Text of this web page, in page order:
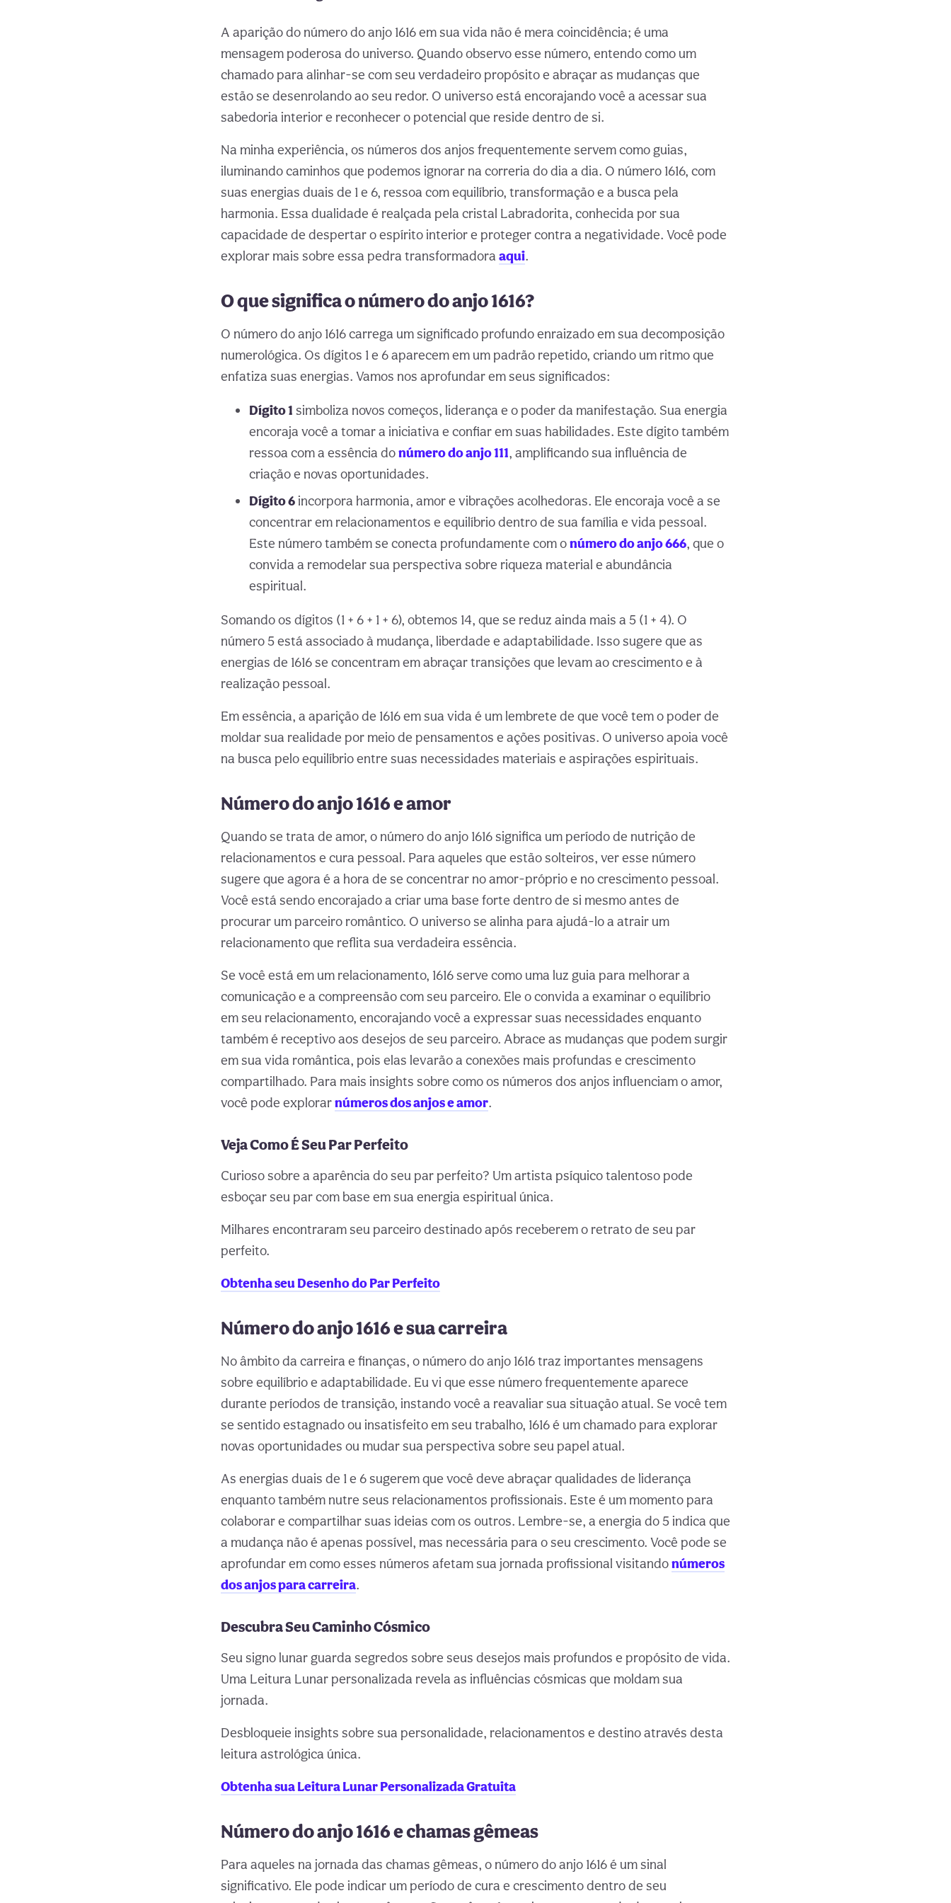
A aparição do número do anjo 1616 em sua vida não é mera coincidência; é uma
mensagem poderosa do universo. Quando observo esse número, entendo como um
chamado para alinhar-se com seu verdadeiro propósito e abraçar as mudanças que
estão se desenrolando ao seu redor. O universo está encorajando você a acessar sua
sabedoria interior e reconhecer o potencial que reside dentro de si.
Na minha experiência, os números dos anjos frequentemente servem como guias,
iluminando caminhos que podemos ignorar na correria do dia a dia. O número 1616, com
suas energias duais de 1 e 6, ressoa com equilíbrio, transformação e a busca pela
harmonia. Essa dualidade é realçada pela cristal Labradorita, conhecida por sua
capacidade de despertar o espírito interior e proteger contra a negatividade. Você pode
explorar mais sobre essa pedra transformadora aqui.
O que significa o número do anjo 1616?
O número do anjo 1616 carrega um significado profundo enraizado em sua decomposição
numerológica. Os dígitos 1 e 6 aparecem em um padrão repetido, criando um ritmo que
enfatiza suas energias. Vamos nos aprofundar em seus significados:
Dígito 1 simboliza novos começos, liderança e o poder da manifestação. Sua energia
encoraja você a tomar a iniciativa e confiar em suas habilidades. Este dígito também
ressoa com a essência donúmero do anjo 111, amplificando sua influência de
criação e novas oportunidades.
Dígito 6 incorpora harmonia, amor e vibrações acolhedoras. Ele encoraja você a se
concentrar em relacionamentos e equilíbrio dentro de sua família e vida pessoal.
Este número também se conecta profundamente com onúmero do anjo 666, que o
convida a remodelar sua perspectiva sobre riqueza material e abundância
espiritual.
Somando os dígitos (1 + 6 + 1 + 6), obtemos 14, que se reduz ainda mais a 5 (1 + 4). O
número 5 está associado à mudança, liberdade e adaptabilidade. Isso sugere que as
energias de 1616 se concentram em abraçar transições que levam ao crescimento e à
realização pessoal.
Em essência, a aparição de 1616 em sua vida é um lembrete de que você tem o poder de
moldar sua realidade por meio de pensamentos e ações positivas. O universo apoia você
na busca pelo equilíbrio entre suas necessidades materiais e aspirações espirituais.
Número do anjo 1616 e amor
Quando se trata de amor, o número do anjo 1616 significa um período de nutrição de
relacionamentos e cura pessoal. Para aqueles que estão solteiros, ver esse número
sugere que agora é a hora de se concentrar no amor-próprio e no crescimento pessoal.
Você está sendo encorajado a criar uma base forte dentro de si mesmo antes de
procurar um parceiro romântico. O universo se alinha para ajudá-lo a atrair um
relacionamento que reflita sua verdadeira essência.
Se você está em um relacionamento, 1616 serve como uma luz guia para melhorar a
comunicação e a compreensão com seu parceiro. Ele o convida a examinar o equilíbrio
em seu relacionamento, encorajando você a expressar suas necessidades enquanto
também é receptivo aos desejos de seu parceiro. Abrace as mudanças que podem surgir
em sua vida romântica, pois elas levarão a conexões mais profundas e crescimento
compartilhado. Para mais insights sobre como os números dos anjos influenciam o amor,
você pode explorarnúmeros dos anjos e amor.
Veja Como É Seu Par Perfeito
Curioso sobre a aparência do seu par perfeito? Um artista psíquico talentoso pode
esboçar seu par com base em sua energia espiritual única.
Milhares encontraram seu parceiro destinado após receberem o retrato de seu par
perfeito.
Obtenha seu Desenho do Par Perfeito
Número do anjo 1616 e sua carreira
No âmbito da carreira e finanças, o número do anjo 1616 traz importantes mensagens
sobre equilíbrio e adaptabilidade. Eu vi que esse número frequentemente aparece
durante períodos de transição, instando você a reavaliar sua situação atual. Se você tem
se sentido estagnado ou insatisfeito em seu trabalho, 1616 é um chamado para explorar
novas oportunidades ou mudar sua perspectiva sobre seu papel atual.
As energias duais de 1 e 6 sugerem que você deve abraçar qualidades de liderança
enquanto também nutre seus relacionamentos profissionais. Este é um momento para
colaborar e compartilhar suas ideias com os outros. Lembre-se, a energia do 5 indica que
a mudança não é apenas possível, mas necessária para o seu crescimento. Você pode se
aprofundar em como esses números afetam sua jornada profissional visitandonúmeros
dos anjos para carreira.
Descubra Seu Caminho Cósmico
Seu signo lunar guarda segredos sobre seus desejos mais profundos e propósito de vida.
Uma Leitura Lunar personalizada revela as influências cósmicas que moldam sua
jornada.
Desbloqueie insights sobre sua personalidade, relacionamentos e destino através desta
leitura astrológica única.
Obtenha sua Leitura Lunar Personalizada Gratuita
Número do anjo 1616 e chamas gêmeas
Para aqueles na jornada das chamas gêmeas, o número do anjo 1616 é um sinal
significativo. Ele pode indicar um período de cura e crescimento dentro de seu